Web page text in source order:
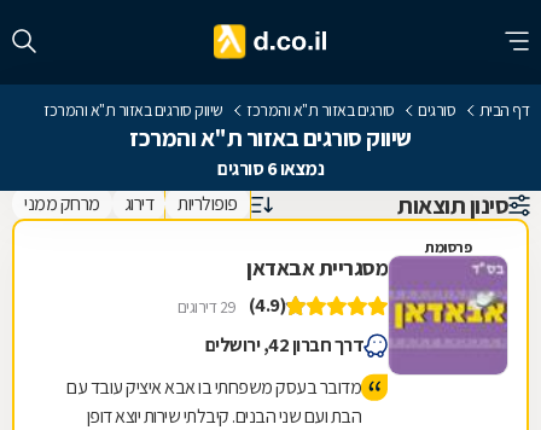
דף הבית סורגים סורגים באזור ת"א והמרכז שיווק סורגים באזור ת"א והמרכז
שיווק סורגים באזור ת"א והמרכז
נמצאו 6 סורגים
סינון תוצאות פופולריות דירוג מרחק ממני
פרסומת
מסגריית אבאדאן
(4.9) 29 דירוגים
דרך חברון 42, ירושלים
מדובר בעסק משפחתי בו אבא איציק עובד עם
הבת ועם שני הבנים. קיבלתי שירות יוצא דופן